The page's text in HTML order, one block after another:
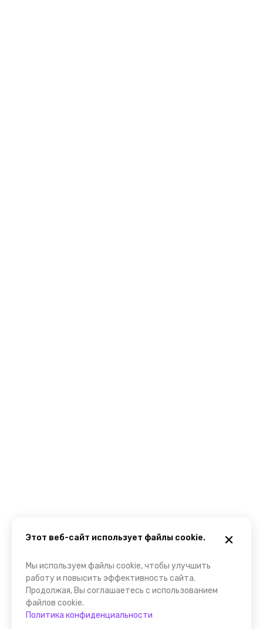
Этот веб-сайт использует файлы cookie.
Мы используем файлы cookie, чтобы улучшить
работу и повысить эффективность сайта.
Продолжая, Вы соглашаетесь с использованием
файлов cookie.
Политика конфиденциальности